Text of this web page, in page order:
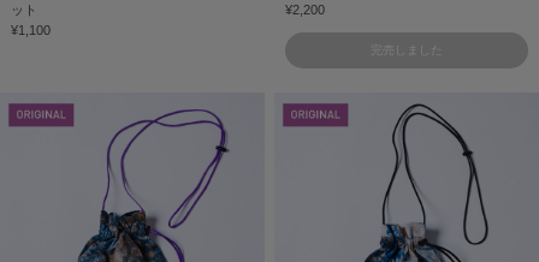
ット
¥1,100
¥2,200
完売しました